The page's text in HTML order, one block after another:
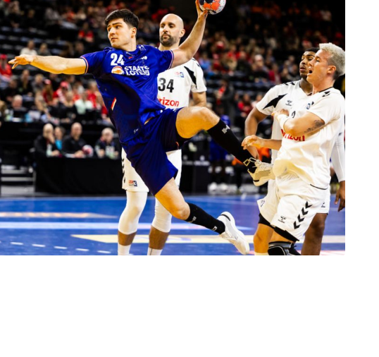
Beach Handball